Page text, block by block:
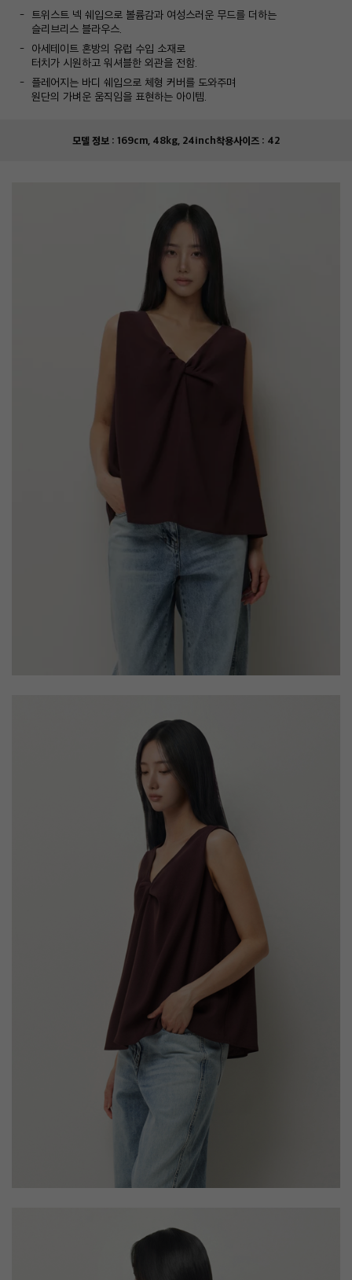
트위스트 넥 쉐입으로 볼륨감과 여성스러운 무드를 더하는
슬리브리스 블라우스.
아세테이트 혼방의 유럽 수입 소재로
터치가 시원하고 워셔블한 외관을 전함.
플레어지는 바디 쉐입으로 체형 커버를 도와주며
원단의 가벼운 움직임을 표현하는 아이템.
모델 정보 : 169cm, 48kg, 24inch착용사이즈 : 42